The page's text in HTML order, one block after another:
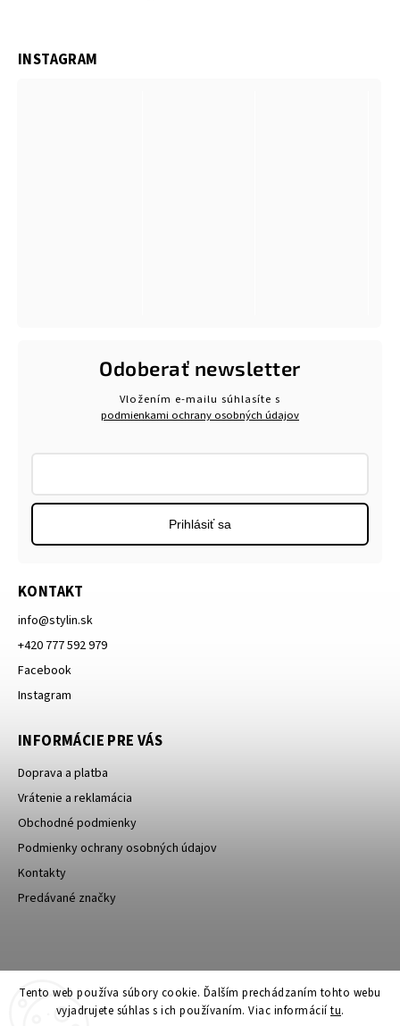
Tento web používa súbory cookie. Ďalším prechádzaním tohto webu
vyjadrujete súhlas s ich používaním. Viac informáciítu.
KONTAKT
info@stylin.sk
+420 777 592 979
Facebook
Instagram
INFORMÁCIE PRE VÁS
Doprava a platba
Vrátenie a reklamácia
Obchodné podmienky
Podmienky ochrany osobných údajov
Kontakty
Predávané značky
INSTAGRAM
Odoberať newsletter
Vložením e-mailu súhlasíte s
podmienkami ochrany osobných údajov
Prihlásiť sa
Bagin.cz